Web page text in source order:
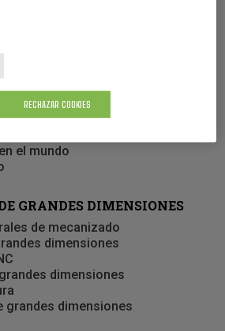
certificados,…)
el mundo
GRANDES DIMENSIONES
de mecanizado
dimensiones
dimensiones
grandes dimensiones
RECHAZAR COOKIES